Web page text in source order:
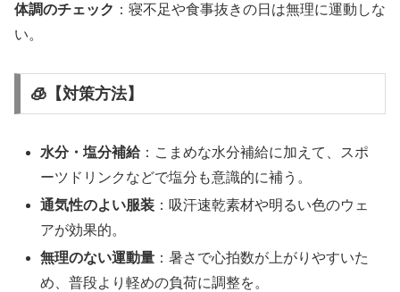
体調のチェック ：寝不足や食事抜きの日は無理に運動しな
い。
🧊【対策方法】
水分・塩分補給：こまめな水分補給に加えて、スポ
ーツドリンクなどで塩分も意識的に補う。
通気性のよい服装 ：吸汗速乾素材や明るい色のウェ
アが効果的。
無理のない運動量 ：暑さで心拍数が上がりやすいた
め、普段より軽めの負荷に調整を。